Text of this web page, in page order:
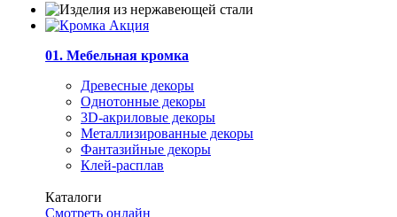
01. Мебельная кромка
Древесные декоры
Однотонные декоры
3D-акриловые декоры
Металлизированные декоры
Фантазийные декоры
Клей-расплав
Каталоги
Смотреть онлайн